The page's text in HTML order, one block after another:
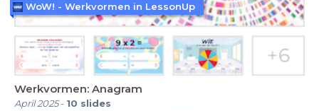
Werkvormen: Anagram
April 2025- 10 slides
WoW! - Werkvormen in LessonUp